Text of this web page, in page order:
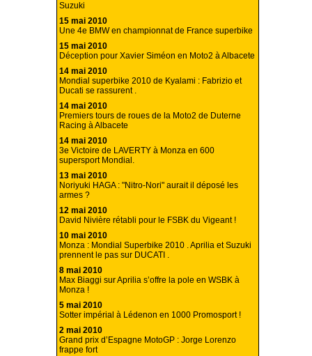
Suzuki
15 mai 2010
Une 4e BMW en championnat de France superbike
15 mai 2010
Déception pour Xavier Siméon en Moto2 à Albacete
14 mai 2010
Mondial superbike 2010 de Kyalami : Fabrizio et
Ducati se rassurent .
14 mai 2010
Premiers tours de roues de la Moto2 de Duterne
Racing à Albacete
14 mai 2010
3e Victoire de LAVERTY à Monza en 600
supersport Mondial.
13 mai 2010
Noriyuki HAGA : "Nitro-Nori" aurait il déposé les
armes ?
12 mai 2010
David Nivière rétabli pour le FSBK du Vigeant !
10 mai 2010
Monza : Mondial Superbike 2010 . Aprilia et Suzuki
prennent le pas sur DUCATI .
8 mai 2010
Max Biaggi sur Aprilia s’offre la pole en WSBK à
Monza !
5 mai 2010
Sotter impérial à Lédenon en 1000 Promosport !
2 mai 2010
Grand prix d’Espagne MotoGP : Jorge Lorenzo
frappe fort